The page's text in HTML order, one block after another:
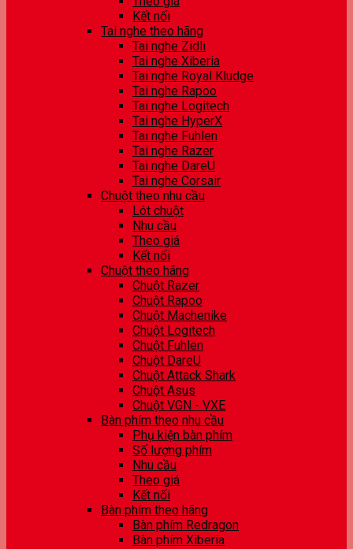
Kết nối
Tai nghe theo hãng
Tai nghe Zidli
Tai nghe Xiberia
Tai nghe Royal Kludge
Tai nghe Rapoo
Tai nghe Logitech
Tai nghe HyperX
Tai nghe Fuhlen
Tai nghe Razer
Tai nghe DareU
Tai nghe Corsair
Chuột theo nhu cầu
Lót chuột
Nhu cầu
Theo giá
Kết nối
Chuột theo hãng
Chuột Razer
Chuột Rapoo
Chuột Machenike
Chuột Logitech
Chuột Fuhlen
Chuột DareU
Chuột Attack Shark
Chuột Asus
Chuột VGN - VXE
Bàn phím theo nhu cầu
Phụ kiện bàn phím
Số lượng phím
Nhu cầu
Theo giá
Kết nối
Bàn phím theo hãng
Bàn phím Redragon
Bàn phím Xiberia